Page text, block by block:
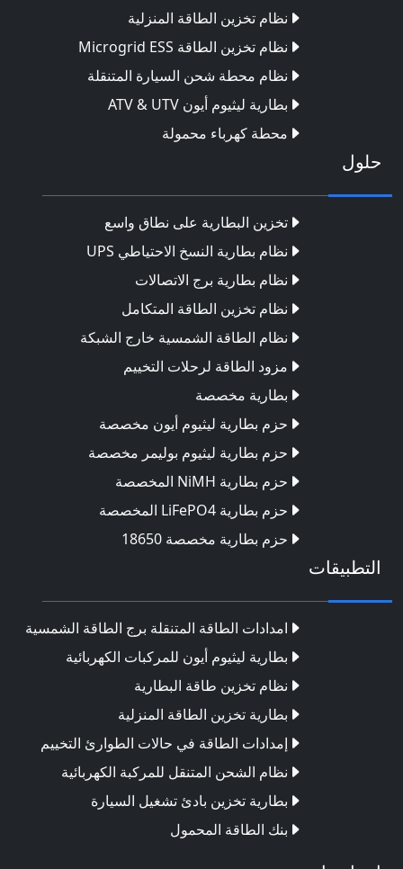
نظام تخزين الطاقة المنزلية
نظام تخزين الطاقة Microgrid ESS
نظام محطة شحن السيارة المتنقلة
بطارية ليثيوم أيون ATV & UTV
محطة كهرباء محمولة
حلول
تخزين البطارية على نطاق واسع
نظام بطارية النسخ الاحتياطي UPS
نظام بطارية برج الاتصالات
نظام تخزين الطاقة المتكامل
نظام الطاقة الشمسية خارج الشبكة
مزود الطاقة لرحلات التخييم
بطارية مخصصة
حزم بطارية ليثيوم أيون مخصصة
حزم بطارية ليثيوم بوليمر مخصصة
حزم بطارية NiMH المخصصة
حزم بطارية LiFePO4 المخصصة
حزم بطارية مخصصة 18650
التطبيقات
امدادات الطاقة المتنقلة برج الطاقة الشمسية
بطارية ليثيوم أيون للمركبات الكهربائية
نظام تخزين طاقة البطارية
بطارية تخزين الطاقة المنزلية
إمدادات الطاقة في حالات الطوارئ التخييم
نظام الشحن المتنقل للمركبة الكهربائية
بطارية تخزين بادئ تشغيل السيارة
بنك الطاقة المحمول